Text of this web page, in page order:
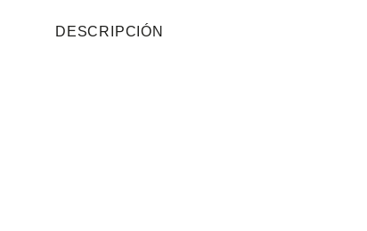
DESCRIPCIÓN